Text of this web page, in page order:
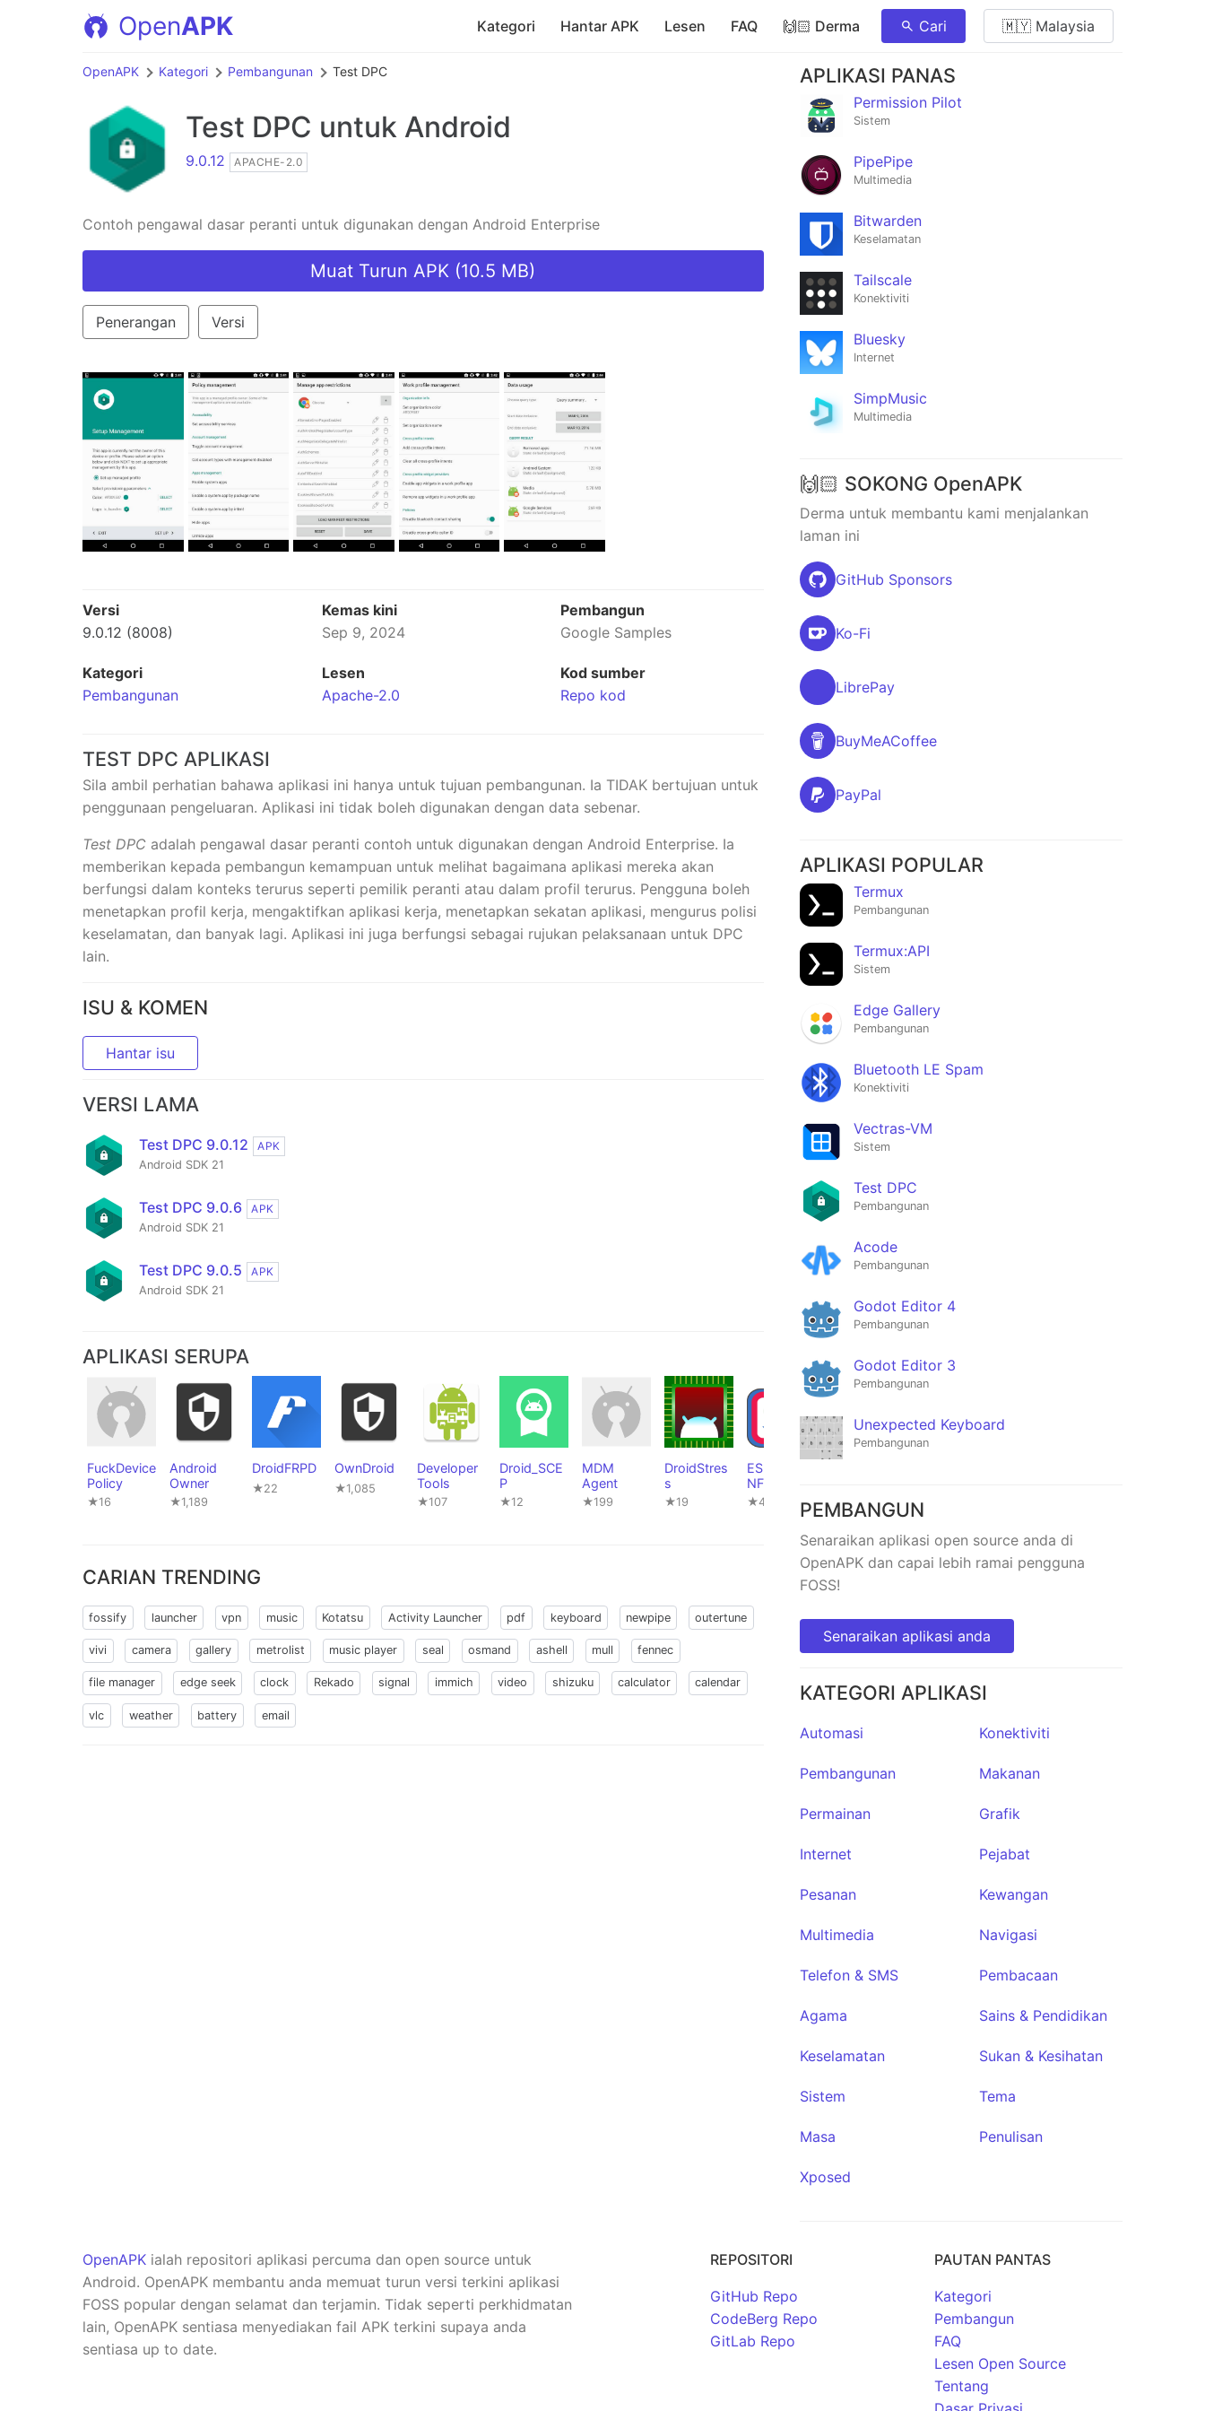
OpenAPK Kategori Hantar APK Lesen FAQ 🙌🏻 Derma Cari 🇲🇾 Malaysia
OpenAPK Kategori Pembangunan Test DPC
Test DPC untuk Android
9.0.12 APACHE-2.0
Contoh pengawal dasar peranti untuk digunakan dengan Android Enterprise
Muat Turun APK (10.5 MB)
Penerangan Versi
Versi
9.0.12 (8008)
Kemas kini
Sep 9, 2024
Pembangun
Google Samples
Kategori
Pembangunan
Lesen
Apache-2.0
Kod sumber
Repo kod
TEST DPC APLIKASI
Sila ambil perhatian bahawa aplikasi ini hanya untuk tujuan pembangunan. Ia TIDAK bertujuan untuk
penggunaan pengeluaran. Aplikasi ini tidak boleh digunakan dengan data sebenar.
Test DPC adalah pengawal dasar peranti contoh untuk digunakan dengan Android Enterprise. Ia
memberikan kepada pembangun kemampuan untuk melihat bagaimana aplikasi mereka akan
berfungsi dalam konteks terurus seperti pemilik peranti atau dalam profil terurus. Pengguna boleh
menetapkan profil kerja, mengaktifkan aplikasi kerja, menetapkan sekatan aplikasi, mengurus polisi
keselamatan, dan banyak lagi. Aplikasi ini juga berfungsi sebagai rujukan pelaksanaan untuk DPC
lain.
ISU & KOMEN
Hantar isu
VERSI LAMA
Test DPC 9.0.12
APK
Android SDK 21
Test DPC 9.0.6
APK
Android SDK 21
Test DPC 9.0.5
APK
Android SDK 21
APLIKASI SERUPA
FuckDevice
Policy
★16
Android
Owner
★1,189
DroidFRPD
★22
OwnDroid
★1,085
Developer
Tools
★107
Droid_SCE
P
★12
MDM
Agent
★199
DroidStres
s
★19
ESUP-
NFC-TAG-
DROID
★4
CARIAN TRENDING
fossify launcher vpn music Kotatsu Activity Launcher pdf keyboard newpipe outertune
vivi camera gallery metrolist music player seal osmand ashell mull fennec
file manager edge seek clock Rekado signal immich video shizuku calculator calendar
vlc weather battery email
APLIKASI PANAS
Permission Pilot
Sistem
PipePipe
Multimedia
Bitwarden
Keselamatan
Tailscale
Konektiviti
Bluesky
Internet
SimpMusic
Multimedia
🙌🏻 SOKONG OpenAPK
Derma untuk membantu kami menjalankan
laman ini
GitHub Sponsors
Ko-Fi
LibrePay
BuyMeACoffee
PayPal
APLIKASI POPULAR
Termux
Pembangunan
Termux:API
Sistem
Edge Gallery
Pembangunan
Bluetooth LE Spam
Konektiviti
Vectras-VM
Sistem
Test DPC
Pembangunan
Acode
Pembangunan
Godot Editor 4
Pembangunan
Godot Editor 3
Pembangunan
Unexpected Keyboard
Pembangunan
PEMBANGUN
Senaraikan aplikasi open source anda di
OpenAPK dan capai lebih ramai pengguna
FOSS!
Senaraikan aplikasi anda
KATEGORI APLIKASI
Automasi Konektiviti
Pembangunan Makanan
Permainan Grafik
Internet Pejabat
Pesanan Kewangan
Multimedia Navigasi
Telefon & SMS Pembacaan
Agama Sains & Pendidikan
Keselamatan Sukan & Kesihatan
Sistem Tema
Masa Penulisan
Xposed
OpenAPK ialah repositori aplikasi percuma dan open source untuk
Android. OpenAPK membantu anda memuat turun versi terkini aplikasi
FOSS popular dengan selamat dan terjamin. Tidak seperti perkhidmatan
lain, OpenAPK sentiasa menyediakan fail APK terkini supaya anda
sentiasa up to date.
REPOSITORI
GitHub Repo
CodeBerg Repo
GitLab Repo
PAUTAN PANTAS
Kategori
Pembangun
FAQ
Lesen Open Source
Tentang